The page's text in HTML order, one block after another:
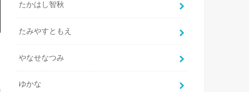
たかはし智秋
たみやすともえ
やなせなつみ
ゆかな